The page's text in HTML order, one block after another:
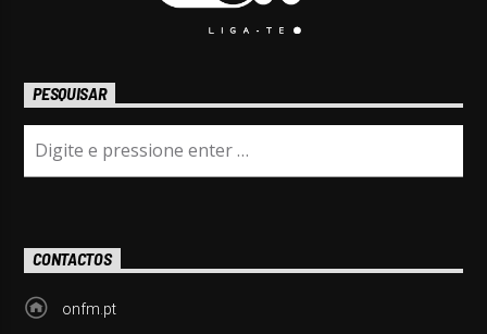
PESQUISAR
CONTACTOS
onfm.pt